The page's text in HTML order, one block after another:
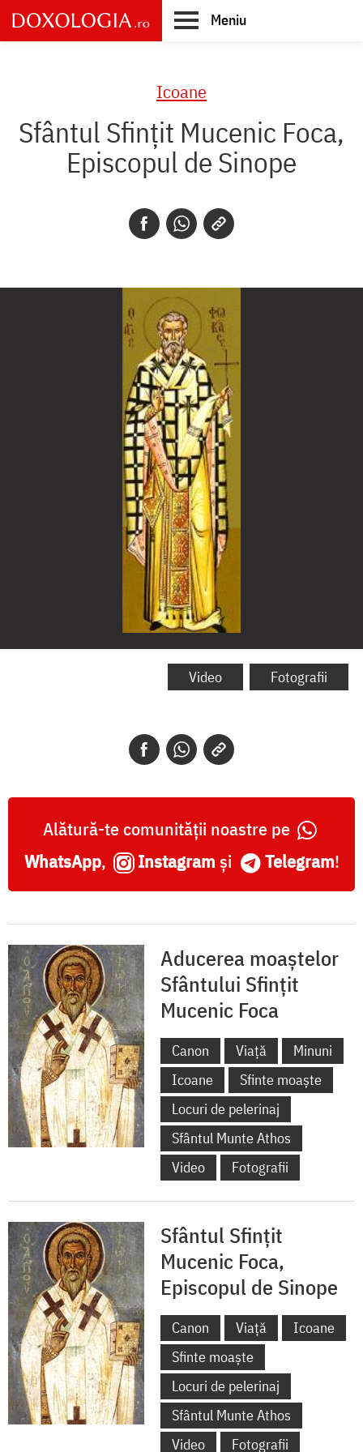
Skip
to
main
Meniu
Icoane
Sfântul Sfințit Mucenic Foca,
Episcopul de Sinope
Sfântul
Sinope
Video Fotografii
Alătură-te comunității noastre pe
WhatsApp, Instagram și Telegram!
Aducerea moaștelor
Sfântului Sfințit
Mucenic Foca
Canon Viață
Minuni
Icoane
Sfinte moaște
Locuri de pelerinaj
Sfântul Munte Athos
Video
Fotografii
Sfântul Sfințit
Mucenic Foca,
Episcopul de Sinope
Canon Viață
Icoane
Sfinte moaște
Locuri de pelerinaj
Sfântul Munte Athos
Video
Fotografii